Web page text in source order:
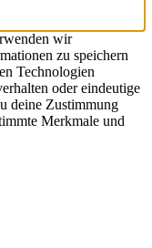
wir
zu speichern
Technologien
oder eindeutige
deine Zustimmung
Merkmale und